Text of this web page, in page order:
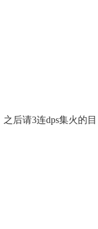
后请3连dps集火的目